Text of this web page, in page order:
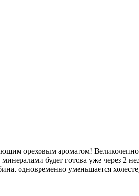
ореховым ароматом!
будет готова уже через 2
одновременно уменьшается